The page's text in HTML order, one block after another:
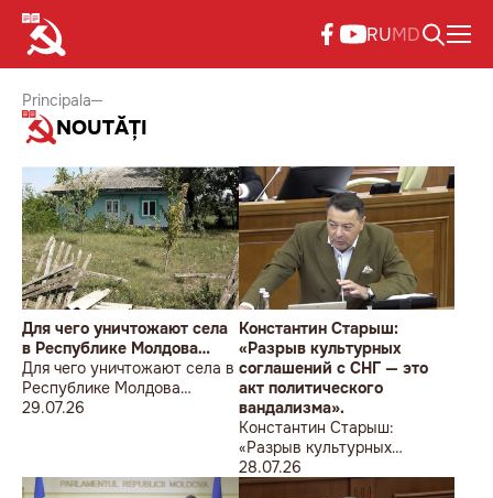
RUMD
Principala
NOUTĂȚI
Для чего уничтожают села
в Республике Молдова…
Для чего уничтожают села в
Республике Молдова…
29.07.26
Константин Старыш:
«Разрыв культурных
соглашений с СНГ — это
акт политического
вандализма».
Константин Старыш:
«Разрыв культурных
соглашений с СНГ — это акт
политического вандализма».
28.07.26